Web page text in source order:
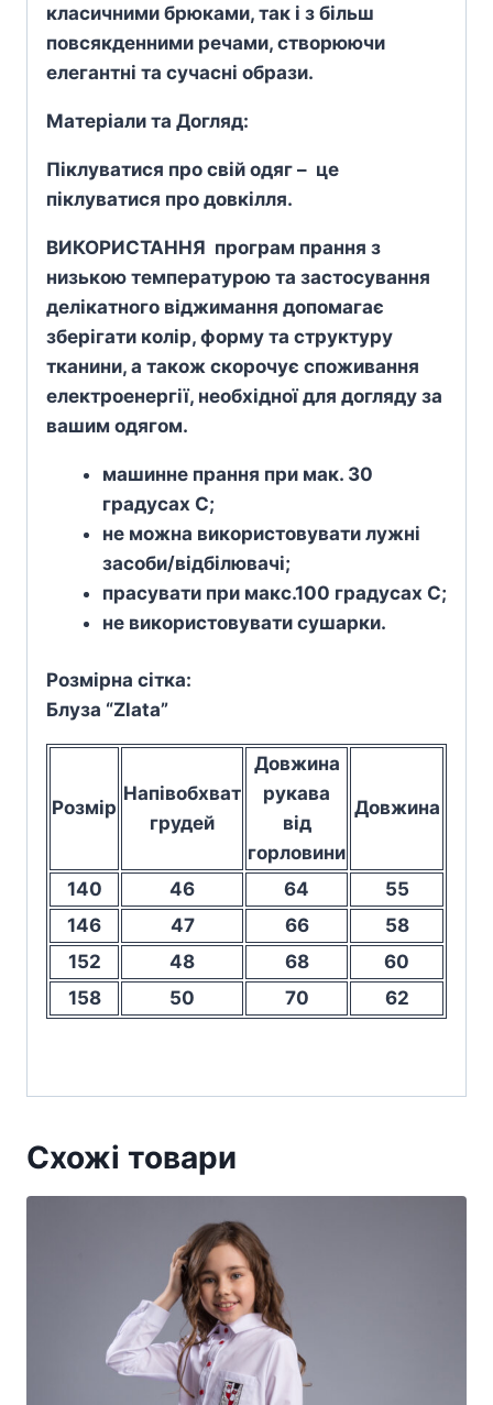
класичними брюками, так і з більш
повсякденними речами, створюючи
елегантні та сучасні образи.
Матеріали та Догляд:
Піклуватися про свій одяг – це
піклуватися про довкілля.
ВИКОРИСТАННЯ програм прання з
низькою температурою та застосування
делікатного віджимання допомагає
зберігати колір, форму та структуру
тканини, а також скорочує споживання
електроенергії, необхідної для догляду за
вашим одягом.
машинне прання при мак. 30
градусах С;
не можна використовувати лужні
засоби/відбілювачі;
прасувати при макс.100 градусах С;
не використовувати сушарки.
Розмірна сітка:
Блуза “Zlata”
Розмір
Напівобхват
грудей
Довжина
рукава
від
горловини
Довжина
140 46 64
55
146
47 66
58
152
48 68
60
158
50 70 62
Схожі товари